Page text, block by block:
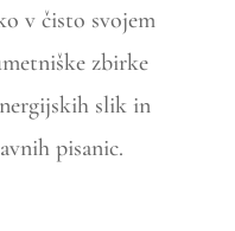
v čisto svojem
zbirke
slik in
pisanic.